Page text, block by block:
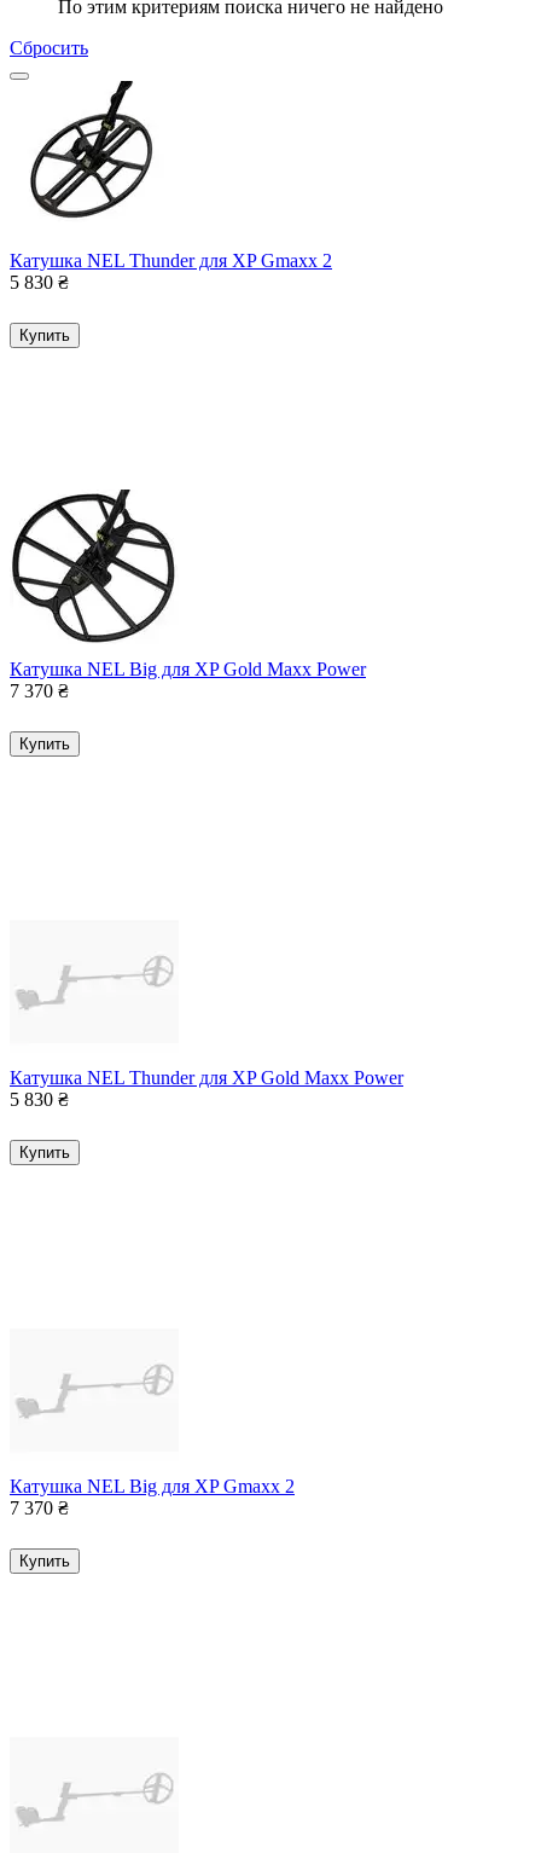
По этим критериям поиска ничего не найдено
Сбросить
Катушка NEL Thunder для XP Gmaxx 2
5 830 ₴
Купить
Катушка NEL Big для XP Gold Maxx Power
7 370 ₴
Купить
Катушка NEL Thunder для XP Gold Maxx Power
5 830 ₴
Купить
Катушка NEL Big для XP Gmaxx 2
7 370 ₴
Купить